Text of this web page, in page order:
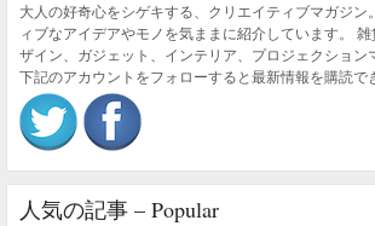
大人の好奇心をシゲキする、クリエイティブマガジン
ィブなアイデアやモノを気ままに紹介しています。
ザイン、ガジェット、インテリア、プロジェクション
下記のアカウントをフォローすると最新情報を購読で
人気の記事 – Popular